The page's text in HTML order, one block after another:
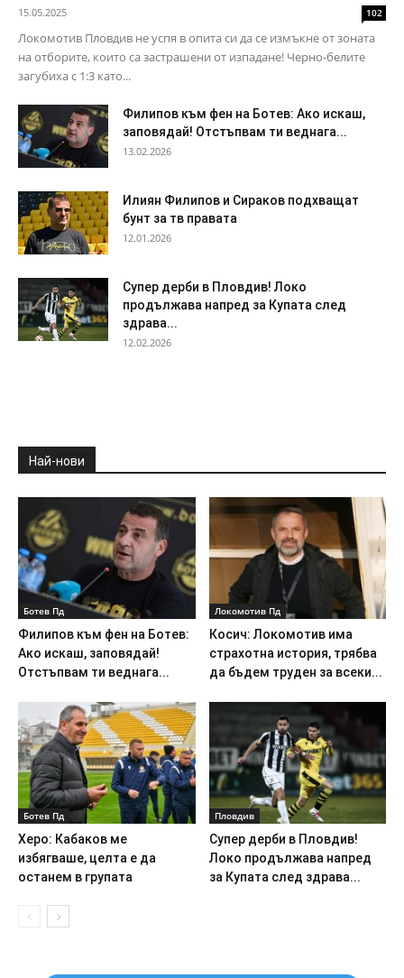
15.05.2025 102
Локомотив Пловдив не успя в опита си да се измъкне от зоната
на отборите, които са застрашени от изпадане! Черно-белите
загубиха с 1:3 като...
Филипов към фен на Ботев: Ако искаш,
заповядай! Отстъпвам ти веднага...
13.02.2026
Илиян Филипов и Сираков подхващат
бунт за тв правата
12.01.2026
Супер дерби в Пловдив! Локо
продължава напред за Купата след
здрава...
12.02.2026
Най-нови
Ботев Пд
Филипов към фен на Ботев:
Ако искаш, заповядай!
Отстъпвам ти веднага...
Локомотив Пд
Косич: Локомотив има
страхотна история, трябва
да бъдем труден за всеки...
Ботев Пд
Херо: Кабаков ме
избягваше, целта е да
останем в групата
Пловдив
Супер дерби в Пловдив!
Локо продължава напред
за Купата след здрава...